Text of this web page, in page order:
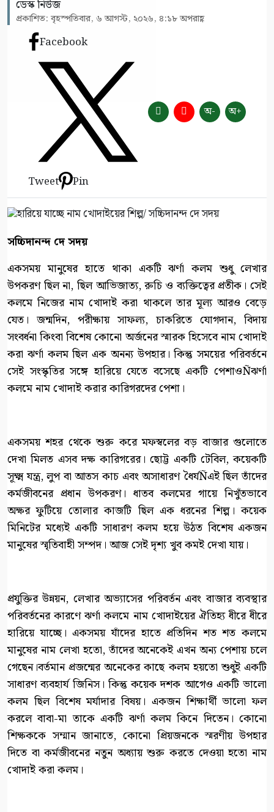
ডেস্ক নিউজ
প্রকাশিত: বৃহস্পতিবার, ৬ আগস্ট, ২০২৬, ৪:১৮ অপরাহ্ণ
Facebook
Tweet Pin
অ- অ+
সচ্চিদানন্দ দে সদয়
একসময় মানুষের হাতে থাকা একটি ঝর্ণা কলম শুধু লেখার
উপকরণ ছিল না, ছিল আভিজাত্য, রুচি ও ব্যক্তিত্বের প্রতীক। সেই
কলমে নিজের নাম খোদাই করা থাকলে তার মূল্য আরও বেড়ে
যেত। জন্মদিন, পরীক্ষায় সাফল্য, চাকরিতে যোগদান, বিদায়
সংবর্ধনা কিংবা বিশেষ কোনো অর্জনের স্মারক হিসেবে নাম খোদাই
করা ঝর্ণা কলম ছিল এক অনন্য উপহার। কিন্তু সময়ের পরিবর্তনে
সেই সংস্কৃতির সঙ্গে হারিয়ে যেতে বসেছে একটি পেশাওÑঝর্ণা
কলমে নাম খোদাই করার কারিগরদের পেশা।
একসময় শহর থেকে শুরু করে মফস্বলের বড় বাজার গুলোতে
দেখা মিলত এসব দক্ষ কারিগরের। ছোট্ট একটি টেবিল, কয়েকটি
সূক্ষ্ম যন্ত্র, লুপ বা আতস কাচ এবং অসাধারণ ধৈর্যÑএই ছিল তাঁদের
কর্মজীবনের প্রধান উপকরণ। ধাতব কলমের গায়ে নিখুঁতভাবে
অক্ষর ফুটিয়ে তোলার কাজটি ছিল এক ধরনের শিল্প। কয়েক
মিনিটের মধ্যেই একটি সাধারণ কলম হয়ে উঠত বিশেষ একজন
মানুষের স্মৃতিবাহী সম্পদ। আজ সেই দৃশ্য খুব কমই দেখা যায়।
প্রযুক্তির উন্নয়ন, লেখার অভ্যাসের পরিবর্তন এবং বাজার ব্যবস্থার
পরিবর্তনের কারণে ঝর্ণা কলমে নাম খোদাইয়ের ঐতিহ্য ধীরে ধীরে
হারিয়ে যাচ্ছে। একসময় যাঁদের হাতে প্রতিদিন শত শত কলমে
মানুষের নাম লেখা হতো, তাঁদের অনেকেই এখন অন্য পেশায় চলে
গেছেন।বর্তমান প্রজন্মের অনেকের কাছে কলম হয়তো শুধুই একটি
সাধারণ ব্যবহার্য জিনিস। কিন্তু কয়েক দশক আগেও একটি ভালো
কলম ছিল বিশেষ মর্যাদার বিষয়। একজন শিক্ষার্থী ভালো ফল
করলে বাবা-মা তাকে একটি ঝর্ণা কলম কিনে দিতেন। কোনো
শিক্ষককে সম্মান জানাতে, কোনো প্রিয়জনকে স্মরণীয় উপহার
দিতে বা কর্মজীবনের নতুন অধ্যায় শুরু করতে দেওয়া হতো নাম
খোদাই করা কলম।